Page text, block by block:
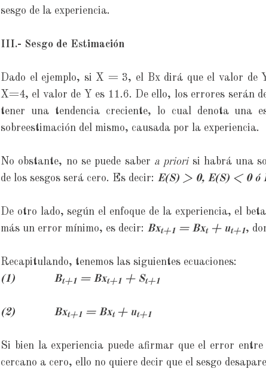
sesgo de la experiencia.
III.- Sesgo de Estimación
Dado el ejemplo, si X = 3, el Bx dirá que el valor de
X=4, el valor de Y es 11.6. De ello, los errores serán
tener una tendencia creciente, lo cual denota una
sobreestimación del mismo, causada por la experiencia.
No obstante, no se puede saber a priorisi habrá una
de los sesgos será cero. Es decir: E(S) > 0, E(S) < 0 ó
De otro lado, según el enfoque de la experiencia, el
más un error mínimo, es decir: Bxt+1 = Bxt+ ut+1,
Recapitulando, tenemos las siguientes ecuaciones:
(1) Bt+1 = Bxt+1 + St+1
(2) Bxt+1 = Bxt + ut+1
Si bien la experiencia puede afirmar que el error
cercano a cero, ello no quiere decir que el sesgo